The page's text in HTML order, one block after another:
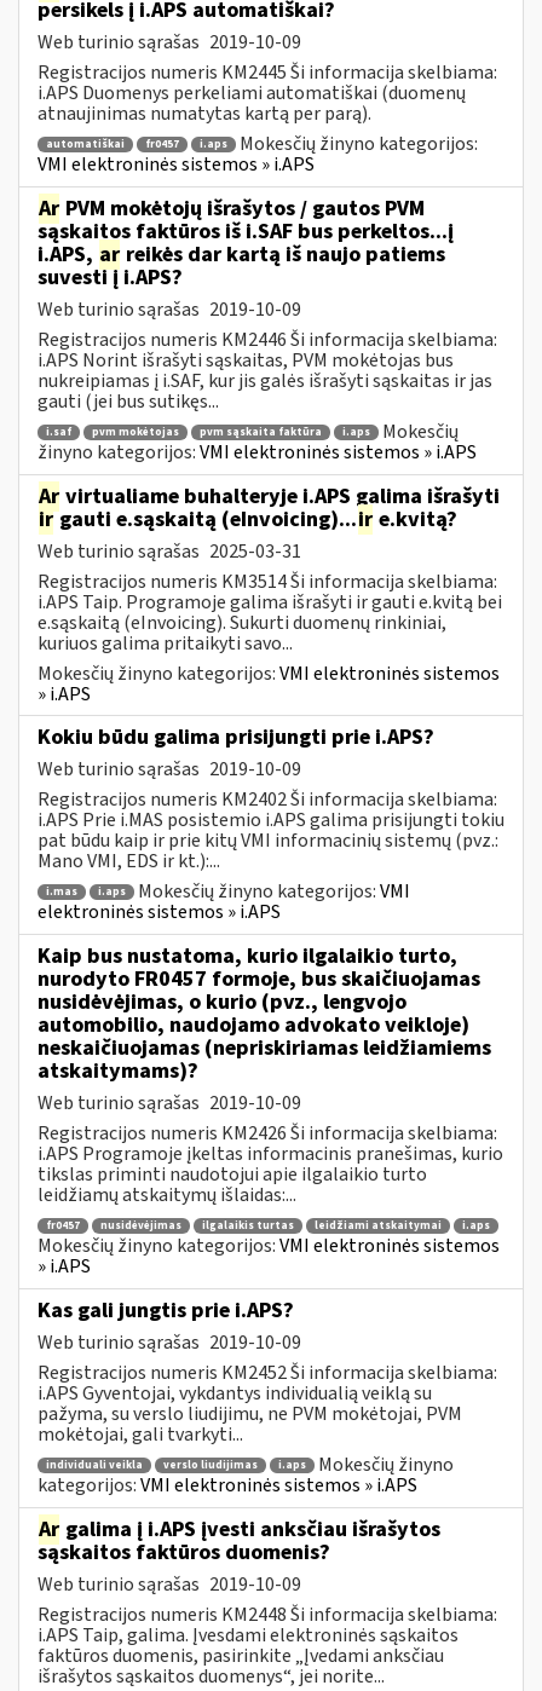
persikels į i.APS automatiškai?
Web turinio sąrašas 2019-10-09
Registracijos numeris KM2445 Ši informacija skelbiama:
i.APS Duomenys perkeliami automatiškai (duomenų
atnaujinimas numatytas kartą per parą).
automatiškai fr0457 i.aps
Mokesčių žinyno kategorijos:
VMI elektroninės sistemos » i.APS
Ar PVM mokėtojų išrašytos / gautos PVM
sąskaitos faktūros iš i.SAF bus perkeltos...į
i.APS, ar reikės dar kartą iš naujo patiems
suvesti į i.APS?
Web turinio sąrašas 2019-10-09
Registracijos numeris KM2446 Ši informacija skelbiama:
i.APS Norint išrašyti sąskaitas, PVM mokėtojas bus
nukreipiamas į i.SAF, kur jis galės išrašyti sąskaitas ir jas
gauti (jei bus sutikęs...
i.saf pvm mokėtojas pvm sąskaita faktūra i.aps
Mokesčių
žinyno kategorijos:VMI elektroninės sistemos » i.APS
Ar virtualiame buhalteryje i.APS galima išrašyti
irgauti e.sąskaitą (eInvoicing)...ir e.kvitą?
Web turinio sąrašas 2025-03-31
Registracijos numeris KM3514 Ši informacija skelbiama:
i.APS Taip. Programoje galima išrašyti ir gauti e.kvitą bei
e.sąskaitą (eInvoicing). Sukurti duomenų rinkiniai,
kuriuos galima pritaikyti savo...
Mokesčių žinyno kategorijos:VMI elektroninės sistemos
» i.APS
Kokiu būdu galima prisijungti prie i.APS?
Web turinio sąrašas 2019-10-09
Registracijos numeris KM2402 Ši informacija skelbiama:
i.APS Prie i.MAS posistemio i.APS galima prisijungti tokiu
pat būdu kaip ir prie kitų VMI informacinių sistemų (pvz.:
Mano VMI, EDS ir kt.):...
i.mas i.aps Mokesčių žinyno kategorijos:VMI
elektroninės sistemos » i.APS
Kaip bus nustatoma, kurio ilgalaikio turto,
nurodyto FR0457 formoje, bus skaičiuojamas
nusidėvėjimas, o kurio (pvz., lengvojo
automobilio, naudojamo advokato veikloje)
neskaičiuojamas (nepriskiriamas leidžiamiems
atskaitymams)?
Web turinio sąrašas 2019-10-09
Registracijos numeris KM2426 Ši informacija skelbiama:
i.APS Programoje įkeltas informacinis pranešimas, kurio
tikslas priminti naudotojui apie ilgalaikio turto
leidžiamų atskaitymų išlaidas:...
fr0457 nusidėvėjimas ilgalaikis turtas leidžiami atskaitymai i.aps
Mokesčių žinyno kategorijos:VMI elektroninės sistemos
» i.APS
Kas gali jungtis prie i.APS?
Web turinio sąrašas 2019-10-09
Registracijos numeris KM2452 Ši informacija skelbiama:
i.APS Gyventojai, vykdantys individualią veiklą su
pažyma, su verslo liudijimu, ne PVM mokėtojai, PVM
mokėtojai, gali tvarkyti...
individuali veikla verslo liudijimas i.aps
Mokesčių žinyno
kategorijos:VMI elektroninės sistemos » i.APS
Ar galima į i.APS įvesti anksčiau išrašytos
sąskaitos faktūros duomenis?
Web turinio sąrašas 2019-10-09
Registracijos numeris KM2448 Ši informacija skelbiama:
i.APS Taip, galima. Įvesdami elektroninės sąskaitos
faktūros duomenis, pasirinkite „Įvedami anksčiau
išrašytos sąskaitos duomenys“, jei norite...